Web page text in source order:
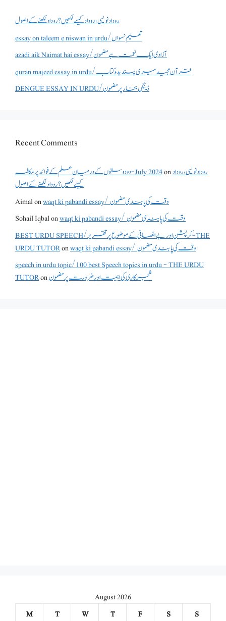
روداد نویسی ،روداد کیسے لکھیں؟ روداد لکھنے کے اصول
essay on taleem e niswan in urdu/تعلیم نسواں
azadi aik Naimat hai essay/آزادی ایک نعمت ہے مضمون
quran majeed essay in urdu/قرآن مجید میری پسندیدہ کتاب
DENGUE ESSAY IN URDU/ڈینگی بخار پر مضمون
Recent Comments
دو دوستوں کے درمیان علم کے فوائد پر مکالمہ - July 2024onروداد نویسی ،روداد
کیسے لکھیں؟ روداد لکھنے کے اصول
Aimalon
waqt ki pabandi essay/ وقت کی پابندی مضمون
Sohail Iqbalon
waqt ki pabandi essay/ وقت کی پابندی مضمون
BEST URDU SPEECH/کرپشن اور بے انصافی کے موضوع پر تقریر - THE
URDU TUTORon
waqt ki pabandi essay/ وقت کی پابندی مضمون
speech in urdu topic/100 best Speech topics in urdu - THE URDU
TUTORonشجرکاری کی اہمیت اور ضرورت پر مضمون
August 2026
M
T W T F S
S